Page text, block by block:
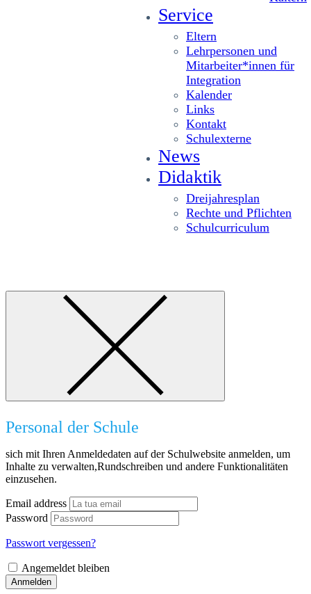
Service
Eltern
Lehrpersonen und
Mitarbeiter*innen für
Integration
Kalender
Links
Kontakt
Schulexterne
News
Didaktik
Dreijahresplan
Rechte und Pflichten
Schulcurriculum
Personal der Schule
sich mit Ihren Anmeldedaten auf der Schulwebsite anmelden, um
Inhalte zu verwalten,Rundschreiben und andere Funktionalitäten
einzusehen.
Email address
Password
Passwort vergessen?
Angemeldet bleiben
Anmelden